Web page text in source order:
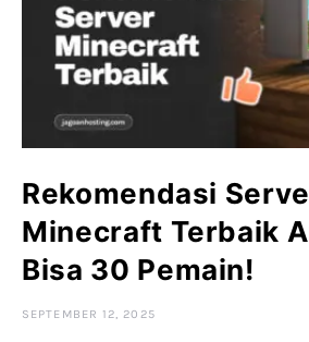
Rekomendasi
Minecraft Terbaik
Bisa 30 Pemain!
SEPTEMBER 12, 2025